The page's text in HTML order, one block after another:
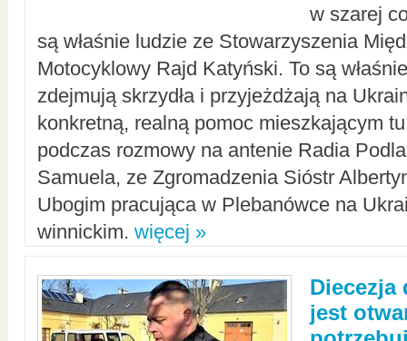
w szarej
są właśnie ludzie ze Stowarzyszenia
Motocyklowy Rajd Katyński. To są
zdejmują skrzydła i przyjeżdżają na
konkretną, realną pomoc mieszkającym
podczas rozmowy na antenie Radia
Samuela, ze Zgromadzenia Sióstr
Ubogim pracująca w Plebanówce na
winnickim. więcej »
Diecezja
jest